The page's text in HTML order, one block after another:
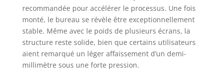
hauteur de supporter
un poids maximal de
80 kg. Associé à un
moteur qui a passé
avec succès 50 000
internationaux, il est
recommandée pour accélérer le processus. Une fois
monté, le bureau se révèle être exceptionnellement
stable. Même avec le poids de plusieurs écrans, la
structure reste solide, bien que certains utilisateurs
aient remarqué un léger affaissement d’un demi-
millimètre sous une forte pression.